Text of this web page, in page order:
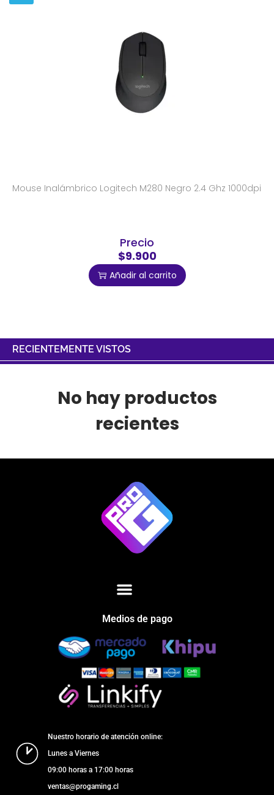
Mouse Inalámbrico Logitech M280 Negro 2.4 Ghz 1000dpi
Precio
$9.900
Añadir al carrito
RECIENTEMENTE VISTOS
No hay productos
recientes
Medios de pago
Nuestro horario de atención online:
Lunes a Viernes
09:00 horas a 17:00 horas
ventas@progaming.cl